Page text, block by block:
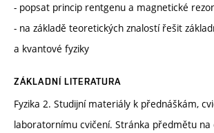
- popsat princip rentgenu a magnetické
- na základě teoretických znalostí řešit
a kvantové fyziky
ZÁKLADNÍ LITERATURA
Fyzika 2. Studijní materiály k přednáškám,
laboratornímu cvičení. Stránka předmětu na